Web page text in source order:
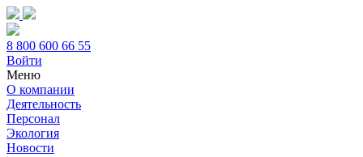
8 800 600 66 55
Войти
Меню
О компании
Деятельность
Персонал
Экология
Новости